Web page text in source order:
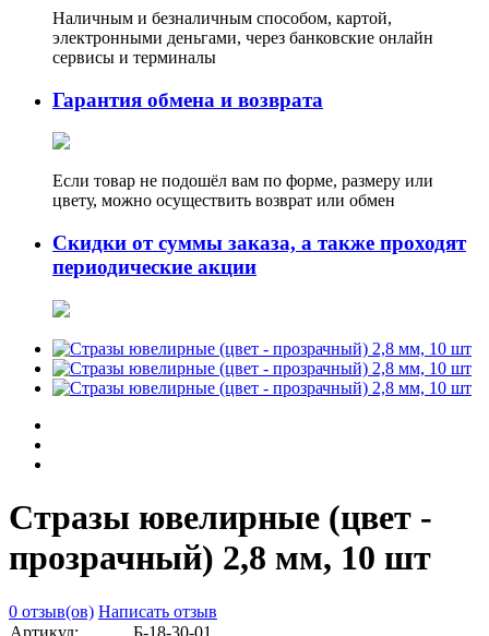
Наличным и безналичным способом, картой,
электронными деньгами, через банковские онлайн
сервисы и терминалы
Гарантия обмена и возврата
Если товар не подошёл вам по форме, размеру или
цвету, можно осуществить возврат или обмен
Скидки от суммы заказа, а также проходят
периодические акции
Стразы ювелирные (цвет -
прозрачный) 2,8 мм, 10 шт
0 отзыв(ов) Написать отзыв
Артикул:
Б-18-30-01